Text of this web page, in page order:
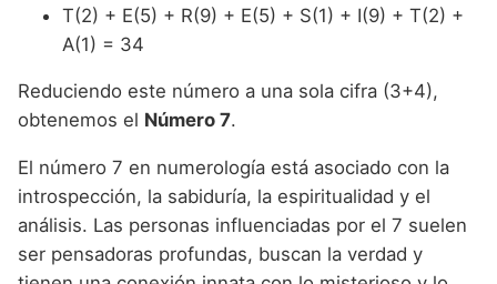
T(2) + E(5) + R(9) + E(5) + S(1) + I(9) + T(2) +
A(1) = 34
Reduciendo este número a una sola cifra (3+4),
obtenemos el Número 7.
El número 7 en numerología está asociado con la
introspección, la sabiduría, la espiritualidad y el
análisis. Las personas influenciadas por el 7 suelen
ser pensadoras profundas, buscan la verdad y